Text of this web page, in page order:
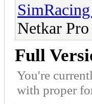
Netkar Pro
Full
You're
with proper